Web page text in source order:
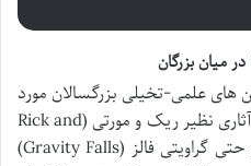
میان بزرگان
های علمی-تخیلی بزرگسالان مورد
بحث قرار می گیرد. مقایسه آن با آثاری نظیر ریک و مورتی (Rick and
Morty)، فیوچراما (Futurama) و حتی گراویتی فالز (Gravity Falls)